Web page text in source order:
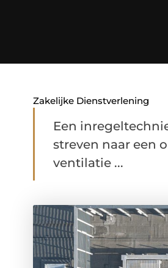
Zakelijke Dienstverlening
Een
streven naar een
ventilatie ...